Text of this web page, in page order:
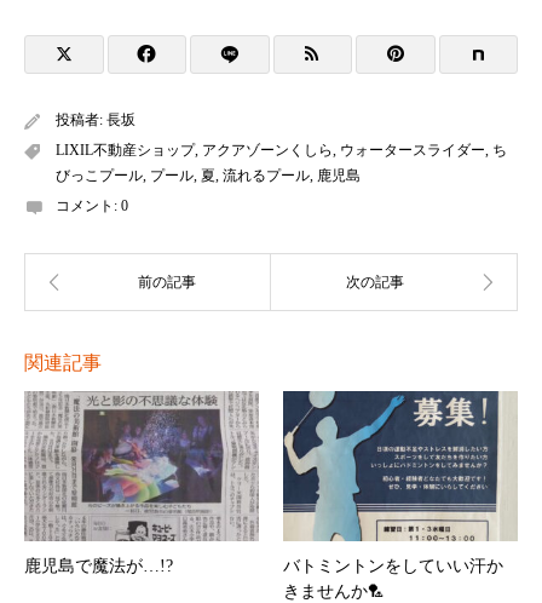
投稿者: 長坂
LIXIL不動産ショップ, アクアゾーンくしら ウォータースライダー ち
びっこプール プール 夏 流れるプール 鹿児島
コメント: 0
関連記事
鹿児島で魔法が…!?
バトミントンをしていい汗か
きませんか🏸